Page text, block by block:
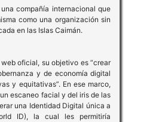
compañía internacional que
como una organización sin
en las Islas Caimán.
oficial, su objetivo es “crear
y de economía digital
y equitativas”. En ese marco,
escaneo facial y del iris de las
una Identidad Digital única a
ID), la cual les permitiría